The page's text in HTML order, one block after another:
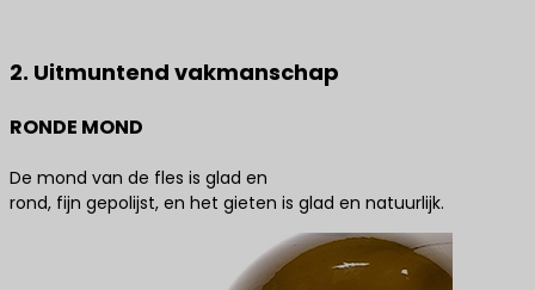
2. Uitmuntend vakmanschap
RONDE MOND
De mond van de fles is glad en
rond, fijn gepolijst, en het gieten is glad en natuurlijk.